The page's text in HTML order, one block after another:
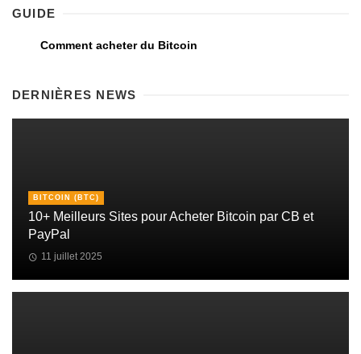
GUIDE
Comment acheter du Bitcoin
DERNIÈRES NEWS
BITCOIN (BTC)
10+ Meilleurs Sites pour Acheter Bitcoin par CB et
PayPal
11 juillet 2025